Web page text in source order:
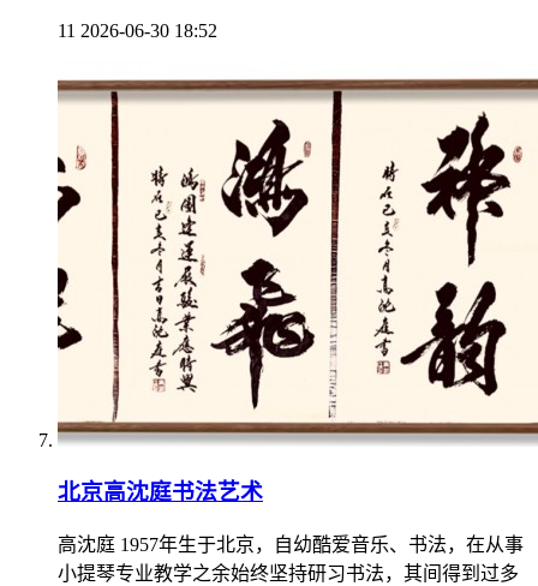
11 2026-06-30 18:52
北京高沈庭书法艺术
高沈庭 1957年生于北京，自幼酷爱音乐、书法，在从事
小提琴专业教学之余始终坚持研习书法，其间得到过多